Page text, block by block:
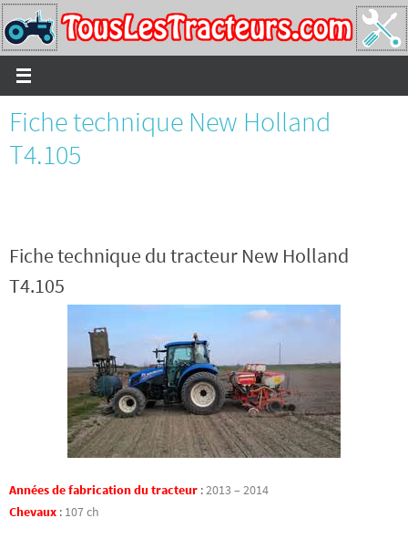
Passer
vers
le
contenu
Fiche technique New Holland
T4.105
Fiche technique du tracteur New Holland
T4.105
Années de fabrication du tracteur :2013 – 2014
Chevaux : 107 ch